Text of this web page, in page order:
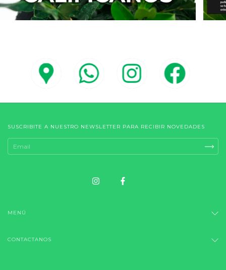
SUSCRIBITE A NUESTRO NEWSLETTER PARA RECIBIR NOVEDADES
MENÚ
CONTACTANOS